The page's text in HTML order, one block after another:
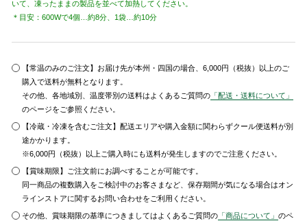
いて、凍ったままの製品を並べて加熱してください。
＊目安：600Wで4個…約8分、1袋…約10分
【常温のみのご注文】お届け先が本州・四国の場合、6,000円（税抜）以上のご
購入で送料が無料となります。
その他、各地域別、温度帯別の送料はよくあるご質問の 「配送・送料について」
のページをご参照ください。
【冷蔵・冷凍を含むご注文】配送エリアや購入金額に関わらずクール便送料が別
途かかります。
※6,000円（税抜）以上ご購入時にも送料が発生しますのでご注意ください。
【賞味期限】ご注文前にお調べすることが可能です。
同一商品の複数購入をご検討中のお客さまなど、保存期間が気になる場合はオン
ラインストアに関するお問い合わせをご利用ください。
その他、賞味期限の基準につきましてはよくあるご質問の 「商品について」のペ